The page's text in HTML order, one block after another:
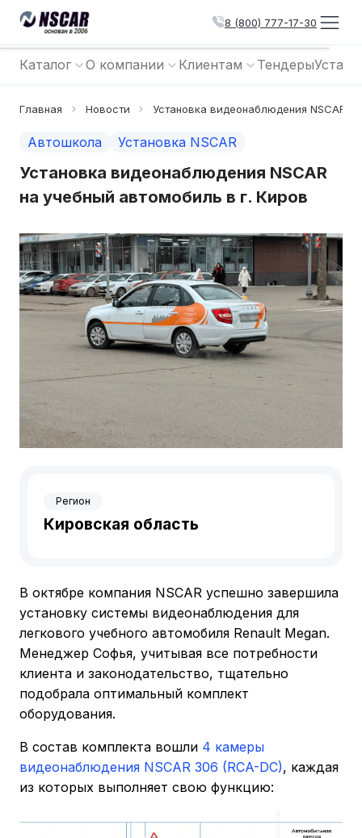
8 (800) 777-17-30
Каталог О компании Клиентам Тендеры
Главная Новости Установка видеонаблюдения NSCAR
Автошкола Установка NSCAR
Установка видеонаблюдения NSCAR
на учебный автомобиль в г. Киров
Регион
Кировская область
В октябре компания NSCAR успешно завершила
установку системы видеонаблюдения для
легкового учебного автомобиля Renault Megan.
Менеджер Софья, учитывая все потребности
клиента и законодательство, тщательно
подобрала оптимальный комплект
оборудования.
В состав комплекта вошли 4 камеры
видеонаблюдения NSCAR 306 (RCA-DC), каждая
из которых выполняет свою функцию: